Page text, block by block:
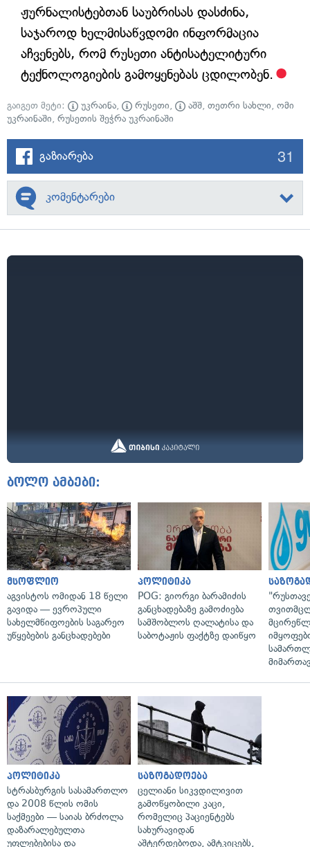
ჟურნალისტებთან საუბრისას დასძინა,
საჯაროდ ხელმისაწვდომი ინფორმაცია
აჩვენებს, რომ რუსეთი ანტისატელიტური
ტექნოლოგიების გამოყენებას ცდილობენ.
გაიგეთ მეტი: უკრაინა, რუსეთი, აშშ, თეთრი სახლი, ომი
უკრაინაში, რუსეთის შეჭრა უკრაინაში
გაზიარება 31
კომენტარები
ბოლო ამბები:
მსოფლიო
აგვისტოს ომიდან 18 წელი
გავიდა — ევროპული
სახელმწიფოების საგარეო
უწყებების განცხადებები
პოლიტიკა
POG: გიორგი ბარამიძის
განცხადებაზე გამოძიება
სამშობლოს ღალატისა და
საბოტაჟის ფაქტზე დაიწყო
პოლიტიკა
სტრასბურგის სასამართლო
და 2008 წლის ომის
საქმეები — საიას ბრძოლა
დაზარალებულთა
უფლებებისა და
საზოგადოება
ცელიანი სიკვდილივით
გამოწყობილი კაცი,
რომელიც პაციენტებს
სახურავიდან
აშტერდებოდა, ამტკიცებს,